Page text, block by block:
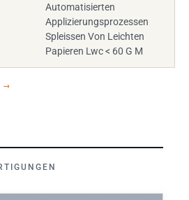
Automatisierten
Applizierungsprozessen
Spleissen Von Leichten
Papieren Lwc < 60 G M
→